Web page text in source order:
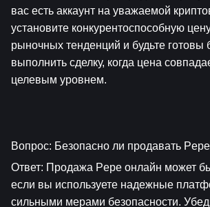
вас есть аккаунт на уважаемой
установите конкурентоспособную
рыночных тенденций и будьте готовы
выполнить сделку, когда цена
целевым уровнем.
Вопрос: Безопасно ли продавать
Ответ: Продажа Pepe онлайн может
если вы используете надежные
сильными мерами безопасности.